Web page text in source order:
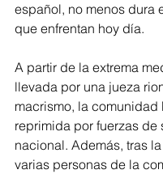
español, no menos dura
que enfrentan hoy día.
A partir de la extrema
llevada por una jueza
macrismo, la comunidad
reprimida por fuerzas de
nacional. Además, tras
varias personas de la